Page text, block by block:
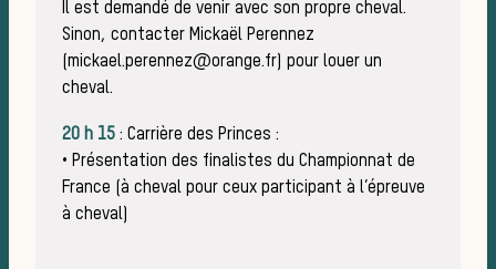
Il est demandé de venir avec son propre cheval.
Sinon, contacter Mickaël Perennez
(mickael.perennez@orange.fr) pour louer un
cheval.
20 h 15 : Carrière des Princes :
• Présentation des finalistes du Championnat de
France (à cheval pour ceux participant à l’épreuve
à cheval)